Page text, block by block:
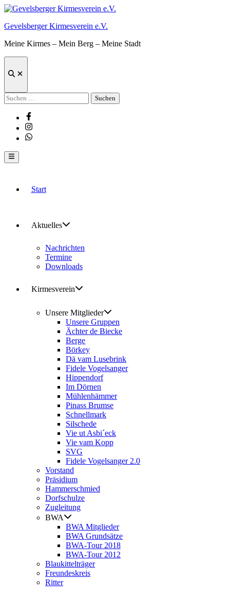
Zum
springen
Gevelsberger Kirmesverein e.V.
Meine Kirmes – Mein Berg – Meine Stadt
Suche
Suchen
nach:
Facebook
Instagram
Whatsapp
Hauptmenü
Start
Aktuelles
Nachrichten
Termine
Downloads
Kirmesverein
Unsere Mitglieder
Unsere Gruppen
Ächter de Biecke
Berge
Börkey
Dä vam Lusebrink
Fidele Vogelsanger
Hippendorf
Im Dörnen
Mühlenhämmer
Pinass Brumse
Schnellmark
Silschede
Vie ut Asbi´eck
Vie vam Kopp
SVG
Fidele Vogelsanger 2.0
Vorstand
Präsidium
Hammerschmied
Dorfschulze
Zugleitung
BWA
BWA Mitglieder
BWA Grundsätze
BWA-Tour 2018
BWA-Tour 2012
Blaukittelträger
Freundeskreis
Ritter